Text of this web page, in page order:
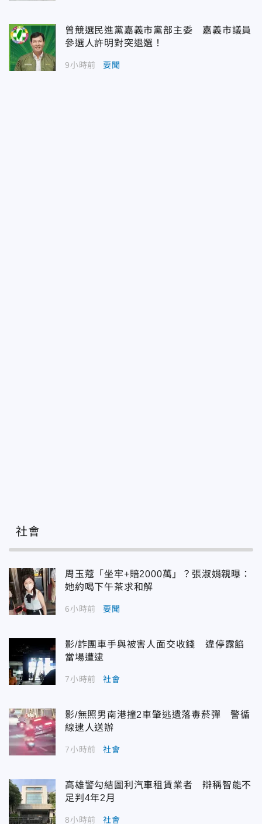
曾競選民進黨嘉義市黨部主委 嘉義市議員
參選人許明對突退選！
9小時前 要聞
社會
周玉蔻「坐牢+賠2000萬」？張淑娟親曝：
她約喝下午茶求和解
6小時前 要聞
影/詐團車手與被害人面交收錢 違停露餡
當場遭逮
7小時前 社會
影/無照男南港撞2車肇逃遺落毒菸彈 警循
線逮人送辦
7小時前 社會
高雄警勾結圖利汽車租賃業者 辯稱智能不
足判4年2月
8小時前 社會